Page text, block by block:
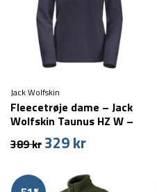
Jack Wolfskin
Fleecetrøje dame – Jack
Wolfskin Taunus HZ W –
Grå (XS tilbage)
389kr Den
var:
329krDen
pris
er: